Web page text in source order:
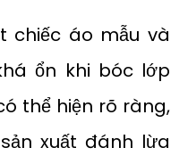
chiếc áo mẫu và
ổn khi bóc lớp
thể hiện rõ ràng,
xuất đánh lừa